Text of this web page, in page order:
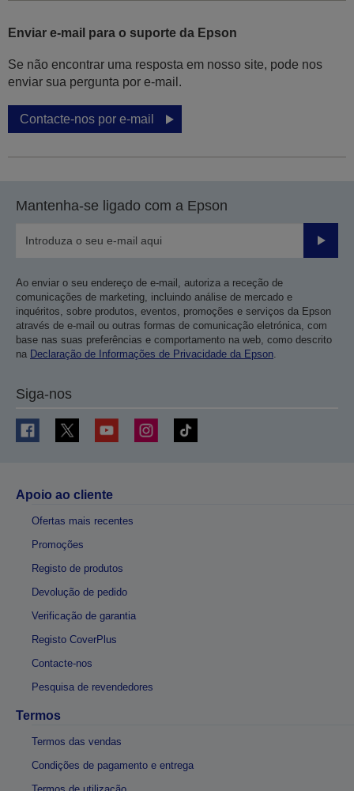
Enviar e-mail para o suporte da Epson
Se não encontrar uma resposta em nosso site, pode nos
enviar sua pergunta por e-mail.
Contacte-nos por e-mail
Mantenha-se ligado com a Epson
Enviar
Ao enviar o seu endereço de e-mail, autoriza a receção de
comunicações de marketing, incluindo análise de mercado e
inquéritos, sobre produtos, eventos, promoções e serviços da Epson
através de e-mail ou outras formas de comunicação eletrónica, com
base nas suas preferências e comportamento na web, como descrito
na Declaração de Informações de Privacidade da Epson.
Siga-nos
Apoio ao cliente
Ofertas mais recentes
Promoções
Registo de produtos
Devolução de pedido
Verificação de garantia
Registo CoverPlus
Contacte-nos
Pesquisa de revendedores
Termos
Termos das vendas
Condições de pagamento e entrega